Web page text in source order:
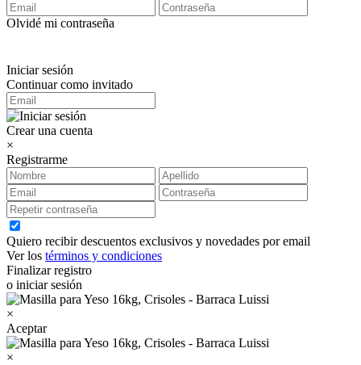
Olvidé mi contraseña
Iniciar sesión
Continuar como invitado
Crear una cuenta
×
Registrarme
Quiero recibir descuentos exclusivos y novedades por email
Ver los términos y condiciones
Finalizar registro
o iniciar sesión
×
Aceptar
×